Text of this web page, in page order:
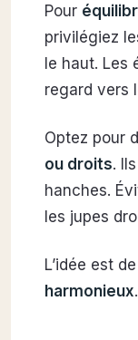
Pour
privilégiez
le haut. Les
regard vers
Optez pour
ou droits.
hanches.
les jupes
L’idée est de
harmonieux